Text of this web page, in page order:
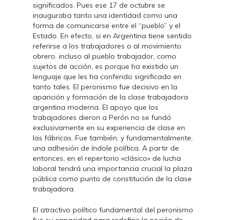
significados. Pues ese 17 de octubre se
inauguraba tanto una identidad como una
forma de comunicarse entre el “pueblo” y el
Estado. En efecto, si en Argentina tiene sentido
referirse a los trabajadores o al movimiento
obrero, incluso al pueblo trabajador, como
sujetos de acción, es porque ha existido un
lenguaje que les ha conferido significado en
tanto tales. El peronismo fue decisivo en la
aparición y formación de la clase trabajadora
argentina moderna. El apoyo que los
trabajadores dieron a Perón no se fundó
exclusivamente en su experiencia de clase en
las fábricas. Fue también, y fundamentalmente,
una adhesión de índole política. A partir de
entonces, en el repertorio «clásico» de lucha
laboral tendrá una importancia crucial la plaza
pública como punto de constitución de la clase
trabajadora.
El atractivo político fundamental del peronismo